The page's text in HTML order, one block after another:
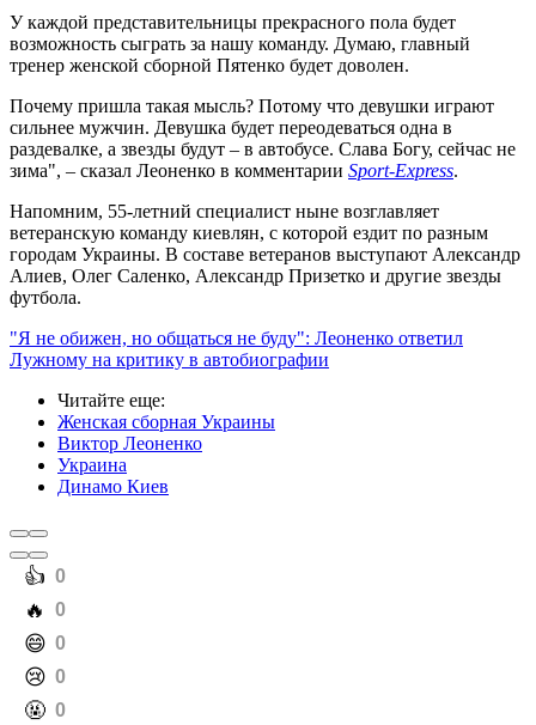
У каждой представительницы прекрасного пола будет
возможность сыграть за нашу команду. Думаю, главный
тренер женской сборной Пятенко будет доволен.
Почему пришла такая мысль? Потому что девушки играют
сильнее мужчин. Девушка будет переодеваться одна в
раздевалке, а звезды будут – в автобусе. Слава Богу, сейчас не
зима", – сказал Леоненко в комментарии Sport-Express.
Напомним, 55-летний специалист ныне возглавляет
ветеранскую команду киевлян, с которой ездит по разным
городам Украины. В составе ветеранов выступают Александр
Алиев, Олег Саленко, Александр Призетко и другие звезды
футбола.
"Я не обижен, но общаться не буду": Леоненко ответил
Лужному на критику в автобиографии
Читайте еще:
Женская сборная Украины
Виктор Леоненко
Украина
Динамо Киев
️👍 0
️🔥 0
️😄 0
️😢 0
️🤬 0